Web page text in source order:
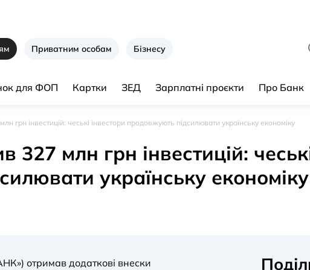
Приватним особам Бізнесу
для ФОП Картки ЗЕД Зарплатні проєкти Про Банк
грн інвестицій: чеські інвестори продовжують підсилювати українську економіку
327 млн грн інвестицій:
українську економіку
отримав додаткові внески